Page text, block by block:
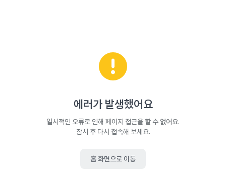
에러가 발생했어요
일시적인 오류로 인해 페이지 접근을 할 수 없어요.
잠시 후 다시 접속해 보세요.
홈 화면으로 이동